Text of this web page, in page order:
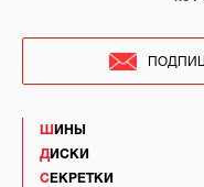
ШИНЫ
ДИСКИ
СЕКРЕТКИ